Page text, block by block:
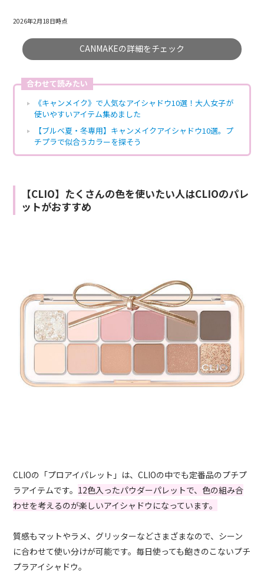
2026年2月18日時点
CANMAKEの詳細をチェック
合わせて読みたい
《キャンメイク》で人気なアイシャドウ10選！大人女子が
使いやすいアイテム集めました
【ブルベ夏・冬専用】キャンメイクアイシャドウ10選。プ
チプラで似合うカラーを探そう
【CLIO】たくさんの色を使いたい人はCLIOのパレ
ットがおすすめ
CLIOの「プロアイパレット」は、CLIOの中でも定番品のプチプ
ラアイテムです。 12色入ったパウダーパレットで、色の組み合
わせを考えるのが楽しいアイシャドウになっています。
質感もマットやラメ、グリッターなどさまざまなので、シーン
に合わせて使い分けが可能です。毎日使っても飽きのこないプチ
プラアイシャドウ。